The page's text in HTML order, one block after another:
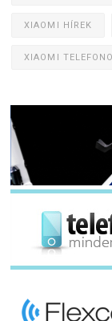
XIAOMI HÍREK
XIAOMI